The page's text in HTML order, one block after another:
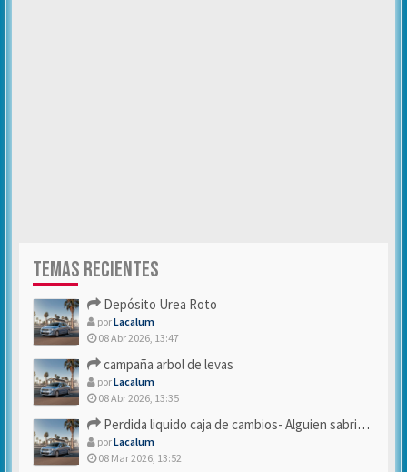
TEMAS RECIENTES
Depósito Urea Roto
porLacalum
08 Abr 2026, 13:47
campaña arbol de levas
porLacalum
08 Abr 2026, 13:35
Perdida liquido caja de cambios- Alguien sabria decirme
porLacalum
08 Mar 2026, 13:52